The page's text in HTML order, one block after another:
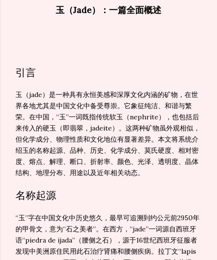
玉（Jade）：一篇全面概述
引言
玉（jade）是一种具有永恒美感和深厚文化内涵的矿物，在世
界各地尤其是中国文化中备受尊崇。它象征纯洁、和谐与繁
荣。在中国，“玉”一词既指传统软玉（nephrite），也包括后
来传入的硬玉（即翡翠，jadeite）。这两种矿物虽外观相似，
但化学成分、物理性质和文化地位有显著差异。本文将系统介
绍玉的名称起源、品种、历史、化学成分、莫氏硬度、相对密
度、熔点、解理、断口、折射率、颜色、光泽、透明度、晶体
结构、地理分布、用途以及近年相关动态。
名称起源
“玉”字在中国文化中历史悠久，最早可追溯到约公元前2950年
的甲骨文，意为“石之美者”。在西方，“jade”一词源自西班牙
语“piedra de ijada”（腰侧之石），源于16世纪西班牙征服者
发现中美洲原住民用此石治疗肾痛和腰侧疾病。拉丁文“lapis